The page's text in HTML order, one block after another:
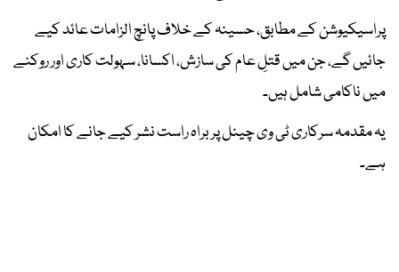
پراسیکیوشن کے مطابق، حسینہ کے خلاف پانچ الزامات عائد کیے
جائیں گے، جن میں قتلِ عام کی سازش، اکسانا، سہولت کاری اور روکنے
میں ناکامی شامل ہیں۔
یہ مقدمہ سرکاری ٹی وی چینل پر براہ راست نشر کیے جانے کا امکان
ہے۔